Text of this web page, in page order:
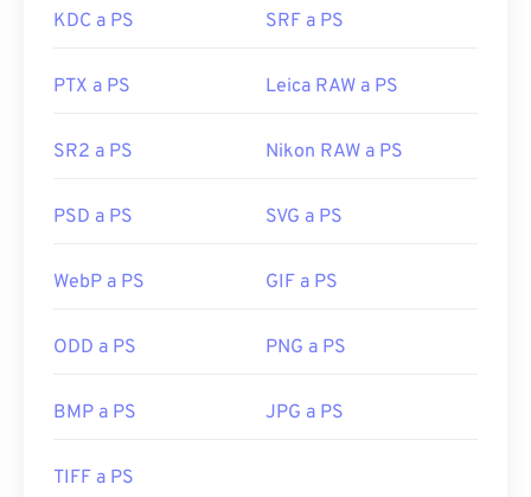
KDC a PS SRF a PS
PTX a PS Leica RAW a PS
SR2 a PS Nikon RAW a PS
PSD a PS SVG a PS
WebP a PS GIF a PS
ODD a PS PNG a PS
BMP a PS JPG a PS
TIFF a PS